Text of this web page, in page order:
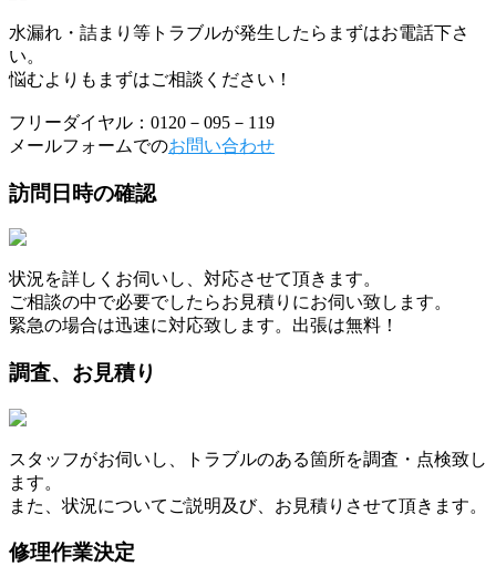
水漏れ・詰まり等トラブルが発生したらまずはお電話下さ
い。
悩むよりもまずはご相談ください！
フリーダイヤル：0120－095－119
メールフォームでのお問い合わせ
訪問日時の確認
状況を詳しくお伺いし、対応させて頂きます。
ご相談の中で必要でしたらお見積りにお伺い致します。
緊急の場合は迅速に対応致します。出張は無料！
調査、お見積り
スタッフがお伺いし、トラブルのある箇所を調査・点検致し
ます。
また、状況についてご説明及び、お見積りさせて頂きます。
修理作業決定